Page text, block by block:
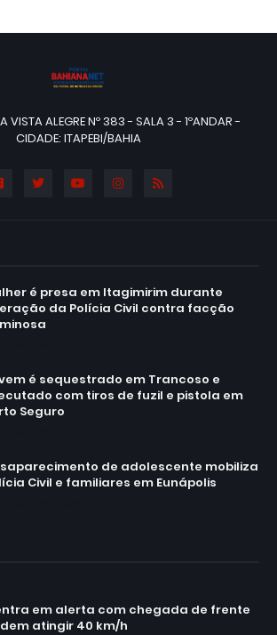
VISTA ALEGRE Nº 383 - SALA 3 - 1ºANDAR -
CIDADE: ITAPEBI/BAHIA
é presa em Itagimirim durante
da Polícia Civil contra facção
é sequestrado em Trancoso e
com tiros de fuzil e pistola em
Seguro
de adolescente mobiliza
Civil e familiares em Eunápolis
em alerta com chegada de frente
atingir 40 km/h